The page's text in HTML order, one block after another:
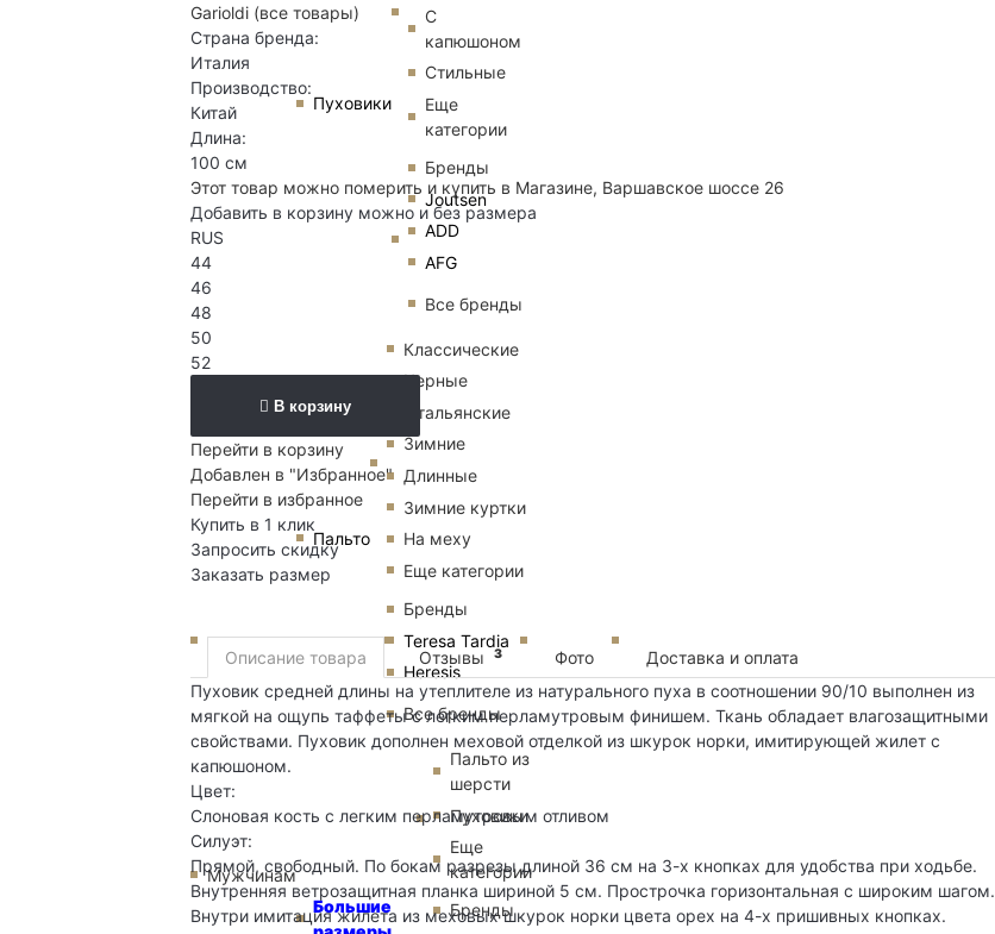
Мужчинам
Пуховики
С
капюшоном
Стильные
Еще
категории
Бренды
Joutsen
ADD
AFG
Все бренды
Пальто
Классические
Черные
Итальянские
Зимние
Длинные
Зимние куртки
На меху
Еще категории
Бренды
Teresa Tardia
Heresis
Все бренды
Большие
Пальто из
шерсти
Пуховики
Еще
категории
Бренды
Garioldi (все товары)
Страна бренда:
Италия
Производство:
Китай
Длина:
100 см
Этот товар можно померить и купить в Магазине, Варшавское шоссе 26
Добавить в корзину можно и без размера
RUS
44
46
48
50
52
В корзину
Перейти в корзину
Добавлен в "Избранное"
Перейти в избранное
Купить в 1 клик
Запросить скидку
Заказать размер
Описание товара Отзывы 3 Фото
Доставка и оплата
Пуховик средней длины на утеплителе из натурального пуха в соотношении 90/10 выполнен из
мягкой на ощупь таффеты с легким перламутровым финишем. Ткань обладает влагозащитными
свойствами. Пуховик дополнен меховой отделкой из шкурок норки, имитирующей жилет с
капюшоном.
Цвет:
Слоновая кость с легким перламутровым отливом
Силуэт:
Прямой, свободный. По бокам разрезы длиной 36 см на 3-х кнопках для удобства при ходьбе.
Внутренняя ветрозащитная планка шириной 5 см. Прострочка горизонтальная с широким шагом.
Внутри имитация жилета из меховых шкурок норки цвета орех на 4-х пришивных кнопках.